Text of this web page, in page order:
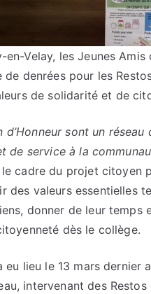
Velay, les Jeunes
denrées pour les
de solidarité et de
sont un
de service à la
le cadre du projet citoyen
des valeurs essentielles
donner de leur
dès le collège.
lieu le 13 mars dernier
intervenant des